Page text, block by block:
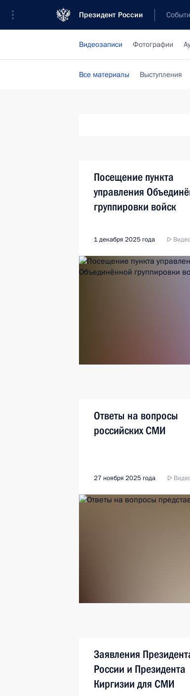
Президент России
Видеозаписи Фотографии
Все материалы Выступления
Посещение пункта
управления
группировки войск
1 декабря 2025 года
Ответы на вопросы
российских СМИ
27 ноября 2025 года
Заявления
России и Президента
Киргизии для СМИ